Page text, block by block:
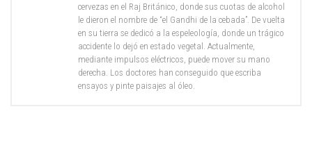
cervezas en el Raj Británico, donde sus cuotas de alcohol
le dieron el nombre de “el Gandhi de la cebada”. De vuelta
en su tierra se dedicó a la espeleología, donde un trágico
accidente lo dejó en estado vegetal. Actualmente,
mediante impulsos eléctricos, puede mover su mano
derecha. Los doctores han conseguido que escriba
ensayos y pinte paisajes al óleo.